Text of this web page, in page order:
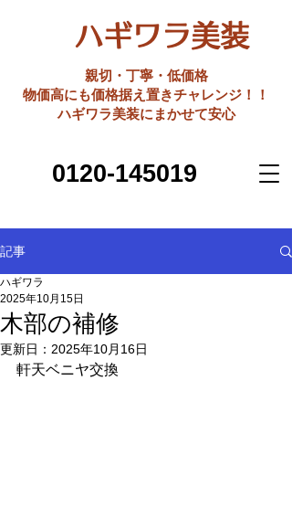
ハギワラ美装
親切・丁寧・低価格
​物価高にも価格据え置きチャレンジ！！
ハギワラ美装にまかせて安心
0120-145019
記事
木部の補修
ハギワラ
2025年10月15日
更新日： 2025年10月16日
軒天ベニヤ交換